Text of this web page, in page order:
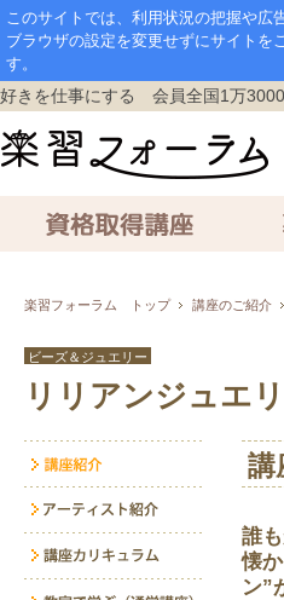
このサイトでは、利用状況の把握や広
ブラウザの設定を変更せずにサイトを
す。
好きを仕事にする 会員全国1万
楽習フォーラム トップ 講座のご紹介
ビーズ＆ジュエリー
リリアンジュエ
講
誰
懐
ン”